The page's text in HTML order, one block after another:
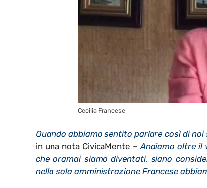
Cecilia Francese
Quando abbiamo sentito parlare così di
in una nota CivicaMente –Andiamo oltre il
che oramai siamo diventati, siano
nella sola amministrazione Francese